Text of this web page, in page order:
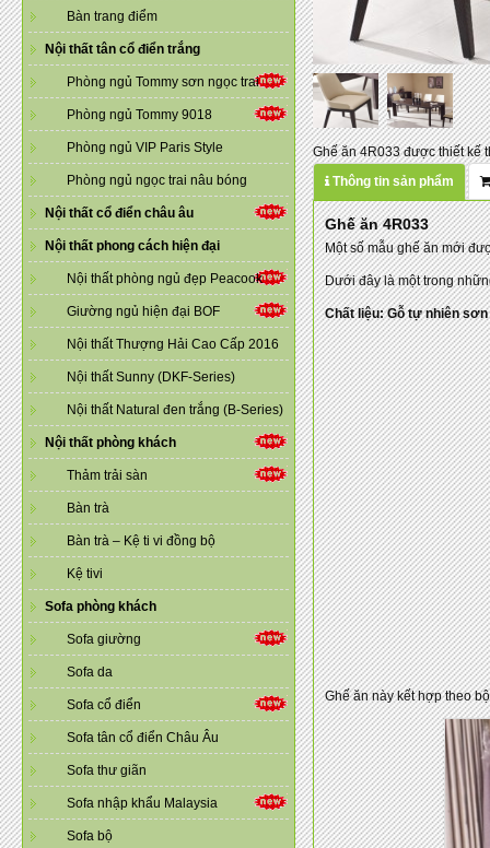
Bàn trang điểm
Nội thất tân cổ điển trắng
Phòng ngủ Tommy sơn ngọc trai
Phòng ngủ Tommy 9018
Phòng ngủ VIP Paris Style
Phòng ngủ ngọc trai nâu bóng
Nội thất cổ điển châu âu
Nội thất phong cách hiện đại
Nội thất phòng ngủ đẹp Peacook
Giường ngủ hiện đại BOF
Nội thất Thượng Hải Cao Cấp 2016
Nội thất Sunny (DKF-Series)
Nội thất Natural đen trắng (B-Series)
Nội thất phòng khách
Thảm trải sàn
Bàn trà
Bàn trà – Kệ ti vi đồng bộ
Kệ tivi
Sofa phòng khách
Sofa giường
Sofa da
Sofa cổ điển
Sofa tân cổ điển Châu Âu
Sofa thư giãn
Sofa nhập khẩu Malaysia
Sofa bộ
Ghế ăn 4R033 được thiết kế
Thông tin sản phẩm
Ghế ăn 4R033
Một số mẫu ghế ăn mới
Dưới đây là một trong
Chất liệu: Gỗ tự nhiên
Ghế ăn này kết hợp theo